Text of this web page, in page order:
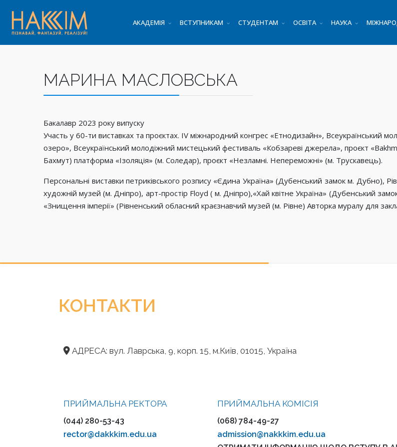
АКАДЕМІЯ ВСТУПНИКАМ СТУДЕНТАМ ОСВІТА НАУКА
МАРИНА МАСЛОВСЬКА
Бакалавр 2023 року випуску
Участь у 60-ти виставках та проєктах. IV міжнародний конгрес «Етнодизайн», Всеукраїнський
озеро», Всеукраїнський молодіжний мистецький фестиваль «Кобзареві джерела», проєкт
Бахмут) платформа «Ізоляція» (м. Соледар), проєкт «Незламні. Непереможні» (м. Трускавець).
Персональні виставки петриківського розпису «Єдина Україна» (Дубенський замок м. Дубно),
художній музей (м. Дніпро), арт-простір Floyd ( м. Дніпро),«Хай квітне Україна» (Дубенський
«Знищення імперії» (Рівненський обласний краєзнавчий музей (м. Рівне) Авторка муралу для
КОНТАКТИ
АДРЕСА: вул. Лаврська, 9, корп. 15, м.Київ, 01015, Україна
ПРИЙМАЛЬНА РЕКТОРА
(044) 280-53-43
rector@dakkkim.edu.ua
ПРИЙМАЛЬНА KOMІСІЯ
(068) 784-49-27
admission@nakkkim.edu.ua